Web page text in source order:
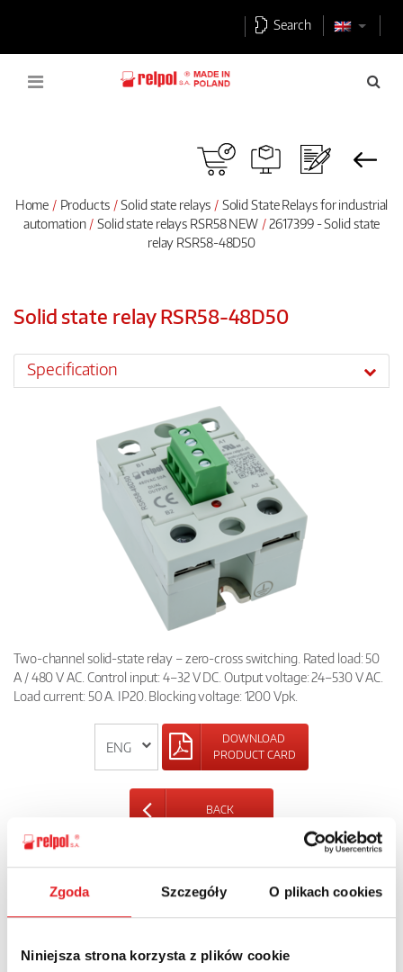
Zgoda Szczegóły O plikach cookies
Niniejsza strona korzysta z plików cookie
Search
Home Products Solid state relays
Solid State Relays for industrial
automation
Solid state relays RSR58 NEW
2617399 - Solid state
relay RSR58-48D50
Solid state relay RSR58-48D50
Specification
Two-channel solid-state relay – zero-cross switching. Rated load: 50
A / 480 V AC. Control input: 4–32 V DC. Output voltage: 24–530 V AC.
Load current: 50 A. IP20. Blocking voltage: 1200 Vpk.
DOWNLOAD
PRODUCT CARD
BACK
Ask for the details of the offer
Name: *